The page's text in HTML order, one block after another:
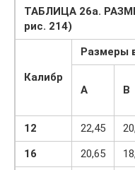
ТАБЛИЦА 26а.
рис. 214)
Калибр
Размеры
A B
12
22,45
16
20,65